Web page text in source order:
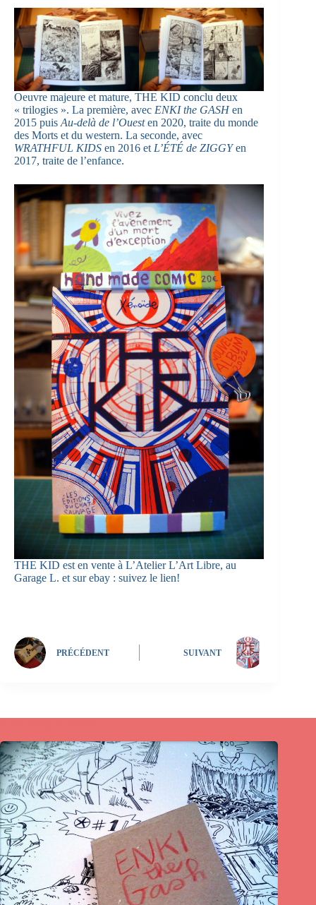
Oeuvre majeure et mature, THE KID conclu deux
« trilogies ». La première, avec ENKI the GASHen
2015 puis Au-delà de l’Ouesten 2020, traite du monde
des Morts et du western. La seconde, avec
WRATHFUL KIDS en 2016 et L’ÉTÉ de ZIGGYen
2017, traite de l’enfance.
THE KID est en vente à L’Atelier L’Art Libre, au
Garage L. et sur ebay : suivez le lien!
PRÉCÉDENT SUIVANT